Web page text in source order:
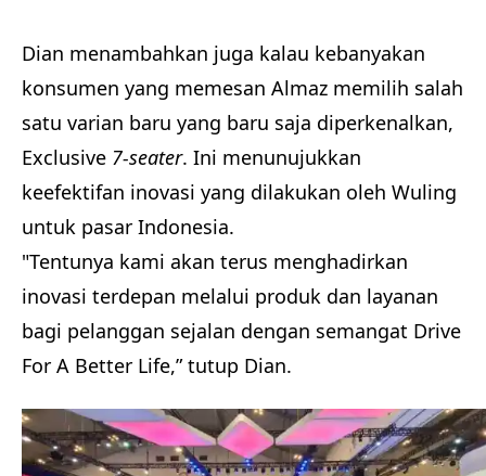
Dian menambahkan juga kalau kebanyakan
konsumen yang memesan Almaz memilih salah
satu varian baru yang baru saja diperkenalkan,
Exclusive 7-seater. Ini menunujukkan
keefektifan inovasi yang dilakukan oleh Wuling
untuk pasar Indonesia.
"Tentunya kami akan terus menghadirkan
inovasi terdepan melalui produk dan layanan
bagi pelanggan sejalan dengan semangat Drive
For A Better Life,” tutup Dian.